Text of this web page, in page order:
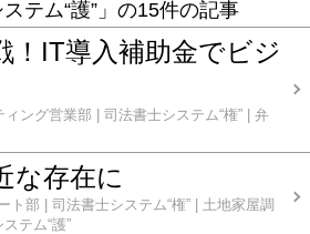
テム“護”」の15件の記事
！IT導入補助金でビジ
ィング営業部 司法書士システム“権”
弁
な存在に
ト部 司法書士システム“権”
土地家屋調
テム“護”